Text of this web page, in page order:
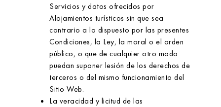
Servicios y datos ofrecidos por
Alojamientos turísticos sin que sea
contrario a lo dispuesto por las presentes
Condiciones, la Ley, la moral o el orden
público, o que de cualquier otro modo
puedan suponer lesión de los derechos de
terceros o del mismo funcionamiento del
Sitio Web.
La veracidad y licitud de las